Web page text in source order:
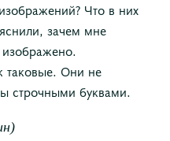
Что в них
зачем мне
изображено.
таковые. Они не
строчными буквами.